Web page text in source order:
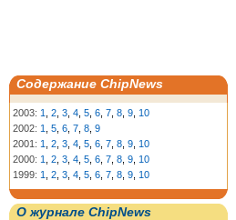
Содержание ChipNews
2003: 1 2 3 4 5 6 7 8 9 10
2002: 1 5 6 7 8 9
2001: 1 2 3 4 5 6 7 8 9 10
2000: 1 2 3 4 5 6 7 8 9 10
1999: 1 2 3 4 5 6 7 8 9 10
О журнале ChipNews